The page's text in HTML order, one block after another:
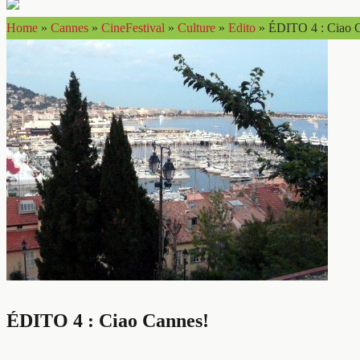
Home » Cannes » CineFestival » Culture » Edito » ÉDITO 4 : Ciao
ÉDITO 4 : Ciao Cannes!